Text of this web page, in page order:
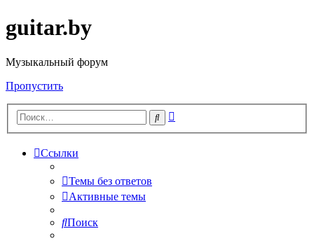
guitar.by
Музыкальный форум
Пропустить
Поиск
Ссылки
Темы без ответов
Активные темы
Поиск